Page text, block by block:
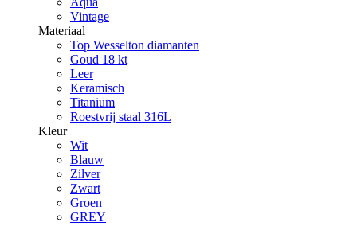
Vintage
Materiaal
Top Wesselton diamanten
Goud 18 kt
Leer
Keramisch
Titanium
Roestvrij staal 316L
Kleur
Wit
Blauw
Zilver
Zwart
Groen
GREY